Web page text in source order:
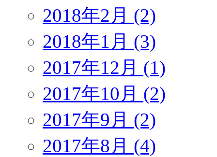
2018年2月 (2)
2018年1月 (3)
2017年12月 (1)
2017年10月 (2)
2017年9月 (2)
2017年8月 (4)